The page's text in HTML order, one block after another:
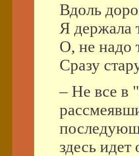
Вдоль
Я держала
О, не надо
Сразу
– Не все в
здесь